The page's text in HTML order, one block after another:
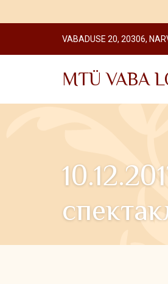
VABADUSE 20, 20306,
MTÜ VABA